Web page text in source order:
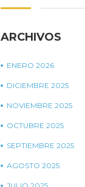
ARCHIVOS
ENERO 2026
DICIEMBRE 2025
NOVIEMBRE 2025
OCTUBRE 2025
SEPTIEMBRE 2025
AGOSTO 2025
JULIO 2025